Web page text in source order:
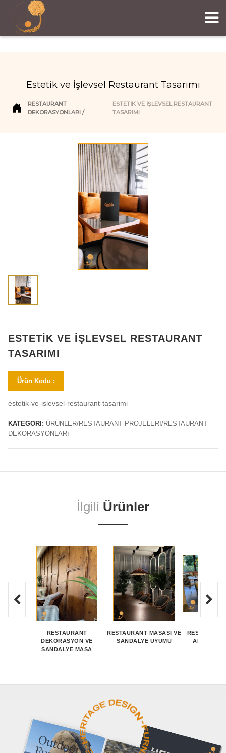
Estetik ve İşlevsel Restaurant Tasarımı
RESTAURANT
DEKORASYONLARI
ESTETIK VE İŞLEVSEL RESTAURANT
TASARIMI
ESTETIK VE İŞLEVSEL RESTAURANT
TASARIMI
Ürün Kodu :
estetik-ve-islevsel-restaurant-tasarimi
KATEGORI: ÜRÜNLER/RESTAURANT PROJELERI/RESTAURANT
DEKORASYONLARı
İlgili Ürünler
RESTAURANT
DEKORASYON VE
SANDALYE MASA
RESTAURANT MASASI VE
SANDALYE UYUMU
ALANI